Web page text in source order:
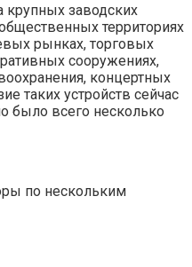
заводских
территориях
рынках, торговых
сооружениях,
концертных
таких устройств сейчас
было всего несколько
по нескольким